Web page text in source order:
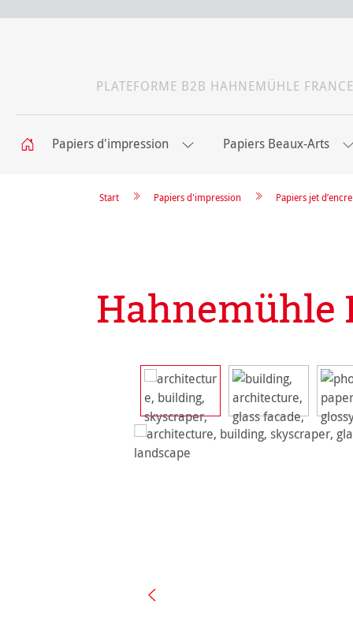
PLATEFORME B2B HAHNEMÜHLE FRANCE
Papiers d'impression Papiers Beaux-Arts
Papiers jet
Papiers d'impression
Start
Hahnemühle
Ignorer la galerie d'images